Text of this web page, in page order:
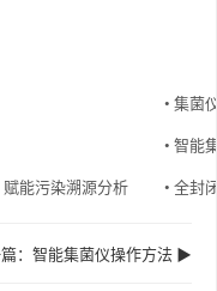
• 集菌
• 智能
赋能污染溯源分析 • 全封
：智能集菌仪操作方法 ▶